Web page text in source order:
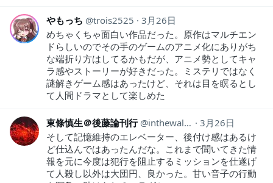
やもっち trois2525
3月26日
めちゃくちゃ面白い作品だった。原作はマルチエン
ドらしいのでその手のゲームのアニメ化にありがち
な端折り方はしてるかもだが、アニメ勢としてキャ
ラ感やストーリーが好きだった。ミステリではなく
謎解きゲーム感はあったけど、それは目を瞑るとし
て人間ドラマとして楽しめた
東條慎生＠後藤論刊行 inthewall81
3月26日
そして記憶維持のエレベーター、後付け感はあるけ
ど仕込んではあったんだな。これまで聞いてきた情
報を元に今度は犯行を阻止するミッションを仕遂げ
て人殺し以外は大団円、良かった。甘い音子の行動